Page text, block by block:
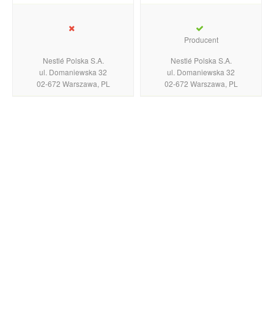
Nestlé Polska S.A.
ul. Domaniewska 32
02-672 Warszawa, PL
Producent
Nestlé Polska S.A.
ul. Domaniewska 32
02-672 Warszawa, PL